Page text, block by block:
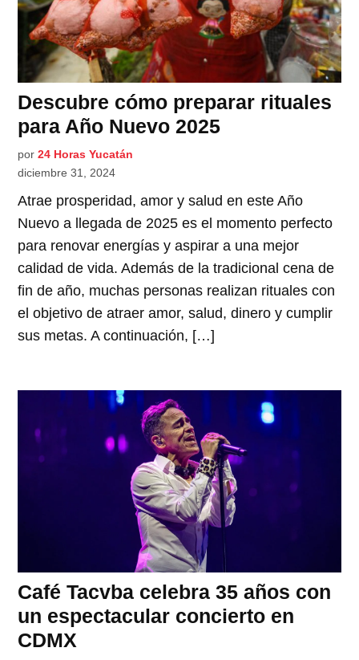
Descubre cómo preparar rituales
para Año Nuevo 2025
por 24 Horas Yucatán
diciembre 31, 2024
Atrae prosperidad, amor y salud en este Año
Nuevo a llegada de 2025 es el momento perfecto
para renovar energías y aspirar a una mejor
calidad de vida. Además de la tradicional cena de
fin de año, muchas personas realizan rituales con
el objetivo de atraer amor, salud, dinero y cumplir
sus metas. A continuación, […]
Café Tacvba celebra 35 años con
un espectacular concierto en
CDMX